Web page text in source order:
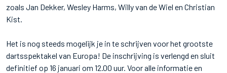
zoals Jan Dekker, Wesley Harms, Willy van de Wiel en Christian
Kist.
Het is nog steeds mogelijk je in te schrijven voor het grootste
dartsspektakel van Europa! De inschrijving is verlengd en sluit
definitief op 16 januari om 12.00 uur. Voor alle informatie en